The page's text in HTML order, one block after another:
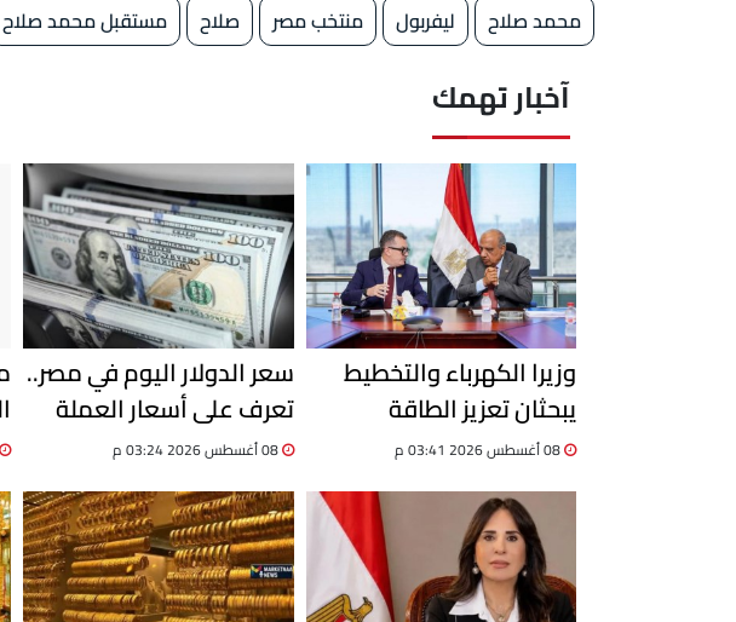
محمد صلاح ليفربول منتخب مصر صلاح مستقبل محمد صلاح
آخبار تهمك
وزيرا الكهرباء والتخطيط
يبحثان تعزيز الطاقة
المتجددة ودعم مشروعات
القطاع
سعر الدولار اليوم في مصر..
تعرف على أسعار العملة
الخضراء بالبنوك
08 أغسطس 2026 03:24 م